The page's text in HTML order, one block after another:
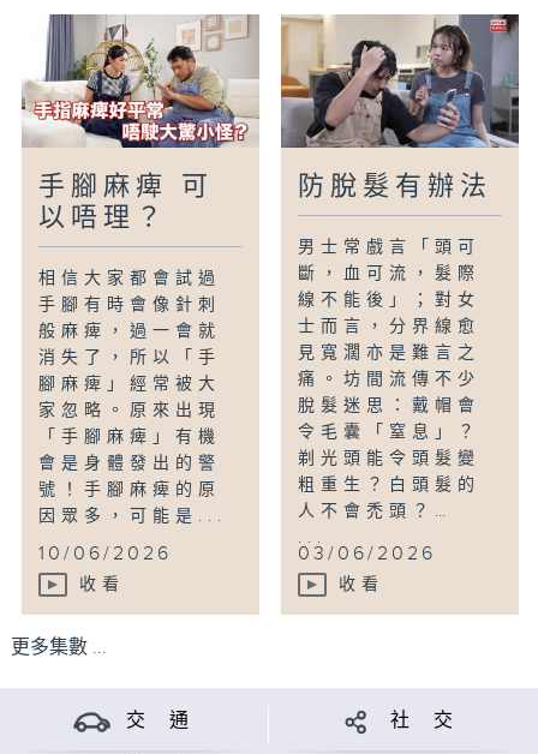
手腳麻痺 可
以唔理？
相信大家都會試過
手腳有時會像針刺
般麻痺，過一會就
消失了，所以「手
腳麻痺」經常被大
家忽略。原來出現
「手腳麻痺」有機
會是身體發出的警
號！手腳麻痺的原
因眾多，可能是...
10/06/2026
收看
防脫髮有辦法
男士常戲言「頭可
斷，血可流，髮際
線不能後」；對女
士而言，分界線愈
見寬濶亦是難言之
痛。坊間流傳不少
脫髮迷思：戴帽會
令毛囊「窒息」？
剃光頭能令頭髮變
粗重生？白頭髮的
人不會禿頭？…
...
03/06/2026
收看
更多集數 ...
交 通 社 交